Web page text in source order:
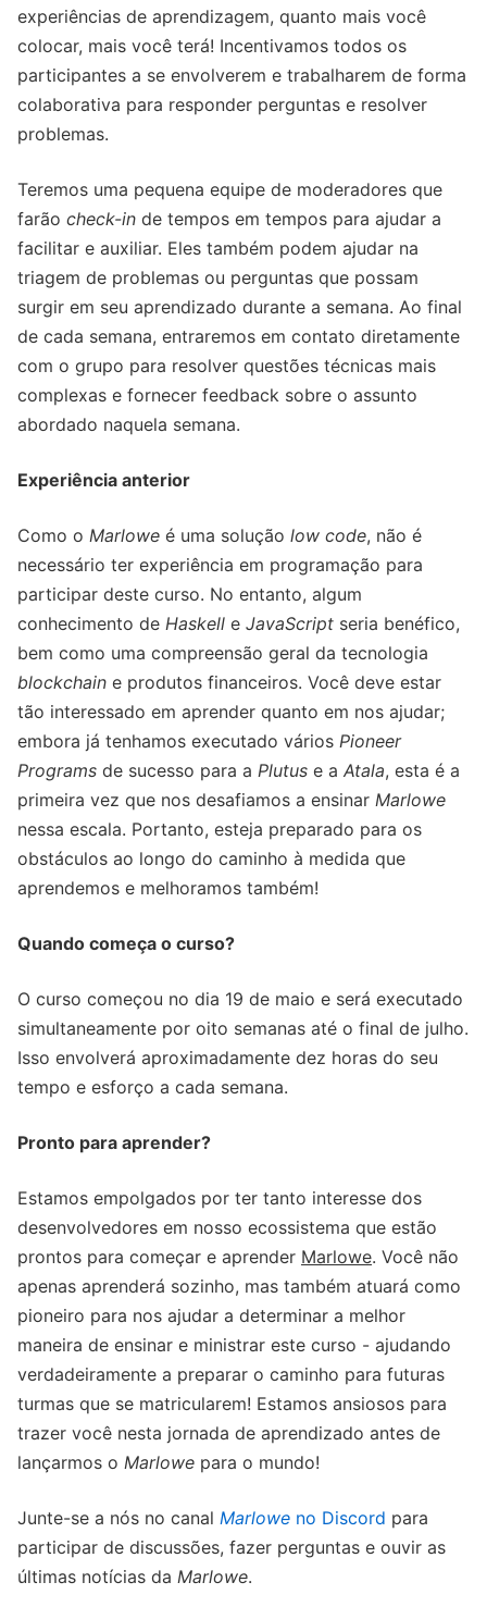
experiências de aprendizagem, quanto mais você
colocar, mais você terá! Incentivamos todos os
participantes a se envolverem e trabalharem de forma
colaborativa para responder perguntas e resolver
problemas.
Teremos uma pequena equipe de moderadores que
farão check-in de tempos em tempos para ajudar a
facilitar e auxiliar. Eles também podem ajudar na
triagem de problemas ou perguntas que possam
surgir em seu aprendizado durante a semana. Ao final
de cada semana, entraremos em contato diretamente
com o grupo para resolver questões técnicas mais
complexas e fornecer feedback sobre o assunto
abordado naquela semana.
Experiência anterior
Como o Marlowe é uma solução low code, não é
necessário ter experiência em programação para
participar deste curso. No entanto, algum
conhecimento de Haskell e JavaScript seria benéfico,
bem como uma compreensão geral da tecnologia
blockchain e produtos financeiros. Você deve estar
tão interessado em aprender quanto em nos ajudar;
embora já tenhamos executado vários Pioneer
Programs de sucesso para a Plutus e a Atala, esta é a
primeira vez que nos desafiamos a ensinar Marlowe
nessa escala. Portanto, esteja preparado para os
obstáculos ao longo do caminho à medida que
aprendemos e melhoramos também!
Quando começa o curso?
O curso começou no dia 19 de maio e será executado
simultaneamente por oito semanas até o final de julho.
Isso envolverá aproximadamente dez horas do seu
tempo e esforço a cada semana.
Pronto para aprender?
Estamos empolgados por ter tanto interesse dos
desenvolvedores em nosso ecossistema que estão
prontos para começar e aprender Marlowe. Você não
apenas aprenderá sozinho, mas também atuará como
pioneiro para nos ajudar a determinar a melhor
maneira de ensinar e ministrar este curso - ajudando
verdadeiramente a preparar o caminho para futuras
turmas que se matricularem! Estamos ansiosos para
trazer você nesta jornada de aprendizado antes de
lançarmos o Marlowe para o mundo!
Junte-se a nós no canal Marlowe no Discord para
participar de discussões, fazer perguntas e ouvir as
últimas notícias da Marlowe.